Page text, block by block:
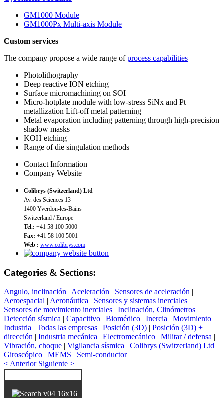
GM1000 Module
GM1000Px Multi-axis Module
Custom services
The company propose a wide range ofprocess capabilities
Photolithography
Deep reactive ION etching
Surface micromachining on SOI
Micro-hotplate module with low-stress SiNx and Pt
metallization Lift-off metal patterning
Metal evaporation including patterning through high-precision
shadow masks
KOH etching
Range of die singulation methods
Contact Information
Company Website
Colibrys (Switzerland) Ltd
Av. des Sciences 13
1400 Yverdon-les-Bains
Switzerland / Europe
Tel.: +41 58 100 5000
Fax: +41 58 100 5001
Web : www.colibrys.com
Categories & Sections:
Angulo, inclinación | Aceleración | Sensores de aceleración |
Aeroespacial | Aeronáutica | Sensores y sistemas inerciales |
Sensores de movimiento inerciales | Inclinación, Clinómetros |
Detección sísmica | Capacitivo | Biomédico | Inercia | Movimiento |
Industria | Todas las empresas | Posición (3D) | Posición (3D) +
dirección | Industria mecánica | Electromecánico | Militar / defensa |
Vibración, choque | Vigilancia sísmica | Colibrys (Switzerland) Ltd |
Giroscópico | MEMS | Semi-conductor
< Anterior Siguiente >